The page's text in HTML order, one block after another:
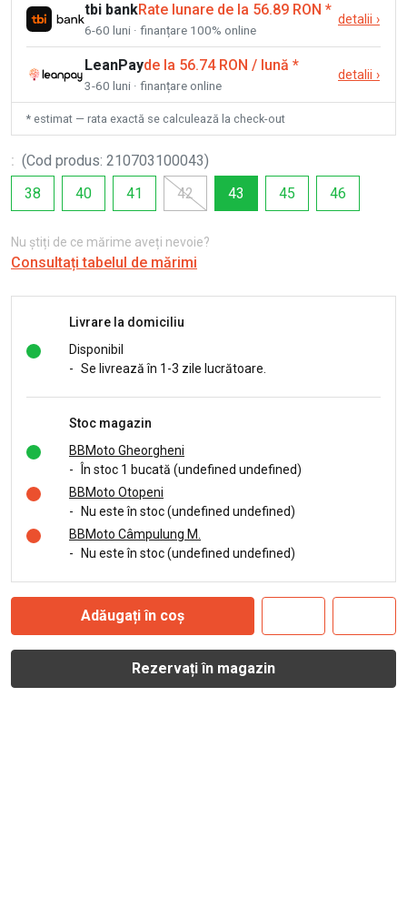
tbi bankRate lunare de la 56.89 RON *
6-60 luni · finanțare 100% online
detalii ›
LeanPayde la 56.74 RON / lună *
3-60 luni · finanțare online
detalii ›
* estimat — rata exactă se calculează la check-out
: (Cod produs: 210703100043)
38
40 41 42 43 45 46
Nu știți de ce mărime aveți nevoie?
Consultați tabelul de mărimi
Livrare la domiciliu
Disponibil
- Se livrează în 1-3 zile lucrătoare.
Stoc magazin
BBMoto Gheorgheni
-
În stoc 1 bucată (undefined undefined)
BBMoto Otopeni
-
Nu este în stoc (undefined undefined)
BBMoto Câmpulung M.
-
Nu este în stoc (undefined undefined)
Adăugați în coș
Rezervați în magazin